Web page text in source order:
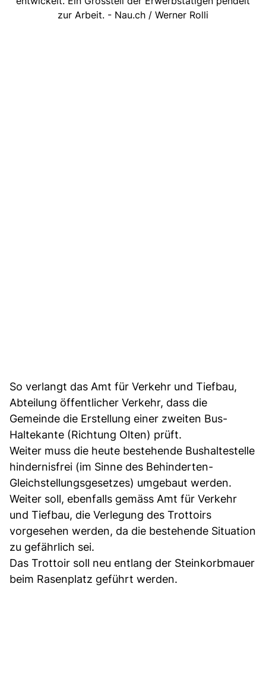
zur Arbeit. - Nau.ch / Werner Rolli
So verlangt das Amt für Verkehr und Tiefbau,
Abteilung öffentlicher Verkehr, dass die
Gemeinde die Erstellung einer zweiten Bus-
Haltekante (Richtung Olten) prüft.
Weiter muss die heute bestehende Bushaltestelle
hindernisfrei (im Sinne des Behinderten-
Gleichstellungsgesetzes) umgebaut werden.
Weiter soll, ebenfalls gemäss Amt für Verkehr
und Tiefbau, die Verlegung des Trottoirs
vorgesehen werden, da die bestehende Situation
zu gefährlich sei.
Das Trottoir soll neu entlang der Steinkorbmauer
beim Rasenplatz geführt werden.